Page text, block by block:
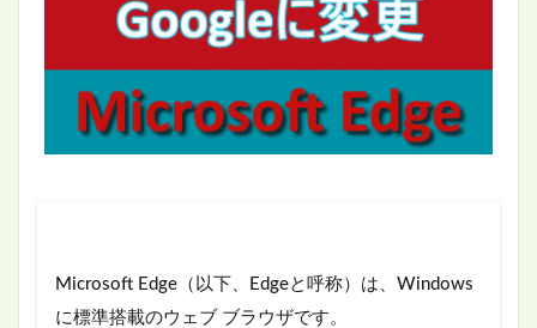
Microsoft Edge（以下、Edgeと呼称）は、Windows
に標準搭載のウェブ ブラウザです。